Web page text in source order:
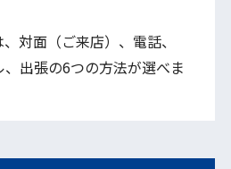
対面（ご来店）、電話、
出張の6つの方法が選べま